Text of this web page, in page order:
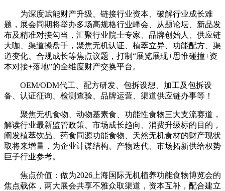
为深度赋能财产升级、链接行业资本、破解行业成长难
题，展会同期将举办多场高规格行业峰会、从题论坛、新品发
布及精准对接勾当，汇聚行业院士专家、品牌创始人、供应链
大咖、渠道操盘手，聚焦无机认证、植萃立异、功能配方、渠
道变化、合规成长等焦点议题，打制“展览展现+思惟碰撞+资
本对接+落地”的全维度财产交换平台。
OEM/ODM代工、配方研发、包拆设想、加工及包拆设
备、认证征询、检测查验、品牌运营、渠道供应链办事等！
聚焦无机食物、动物基素食、功能性食物三大支流赛道，
解读行业最新监管政策、市场成长趋向、消费升级标的目的，
阐发植萃饮品、药食同源功能食物、天然无机食材的财产现状
取将来增量，为企业计谋结构、产物迭代、市场拓新供给权势
巨子行业参考。
焦点价值：做为2026上海国际无机植养功能食物博览会的
焦点载体，两大展会共享不雅众取渠道，资本互补，配合建立